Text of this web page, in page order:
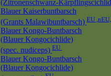
(Zitronenschwanz-
Blauer Kaiserbuntbarsch
(Grants Malawibuntbarsch) EU
Blauer Kongo-Buntbarsch
(Blauer Kongocichlide)
(spec. nudiceps) EU
Blauer Kongo-Buntbarsch
(Blauer Kongocichlide)